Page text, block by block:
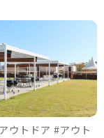
ウトドア #アウト